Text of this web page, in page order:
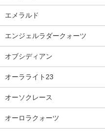
エメラルド
エンジェルラダークォーツ
オブシディアン
オーラライト23
オーソクレース
オーロラクォーツ